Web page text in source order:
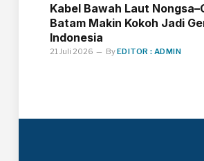
Kabel Bawah Laut
Batam Makin Kokoh Jadi
Indonesia
21 Juli 2026 ByEDITOR : ADMIN